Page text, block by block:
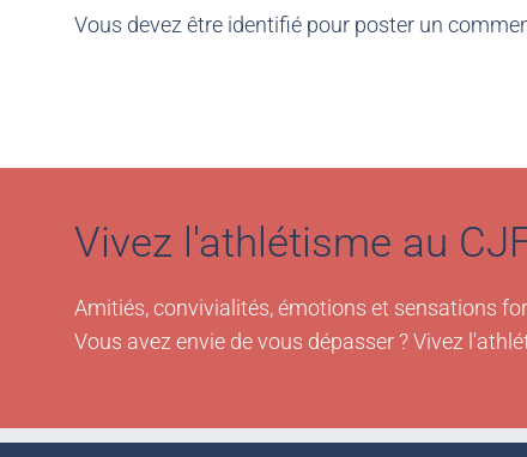
Vous devez être identifié pour poster un
Vivez l'athlétisme au
Amitiés, convivialités, émotions et sensations
Vous avez envie de vous dépasser ? Vivez